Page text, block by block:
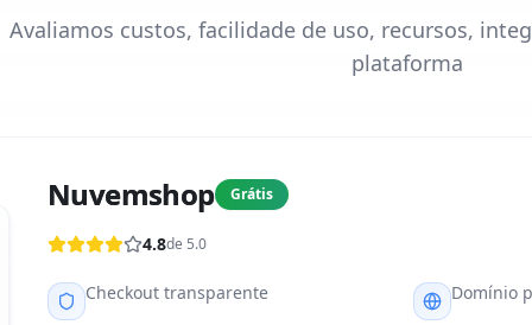
Avaliamos custos, facilidade de uso, recursos,
plataforma
Nuvemshop Grátis
4.8de 5.0
Checkout transparente Domínio